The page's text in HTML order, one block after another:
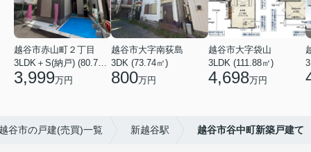
越谷市赤山町２丁目
3,999万円
越谷市大字南荻島
3DK (73.74㎡)
800万円
越谷市大字袋山
3LDK (111.88㎡)
4,698万円
谷市の戸建(売買)一覧 新越谷駅 越谷市谷中町新築戸建て